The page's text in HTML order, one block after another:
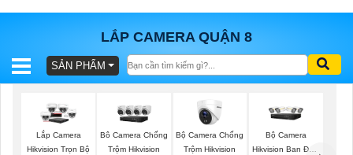
LẮP CAMERA QUẬN 8
BÁO
TRỌN
GÓI
SẢN PHẨM
Lắp Camera
Hikvision Trọn Bộ
Bô Camera Chống
Trộm Hikvision
Bộ Camera Chống
Trộm Hikvision
Bộ Camera
Hikvision Ban Đêm